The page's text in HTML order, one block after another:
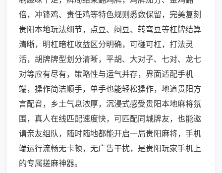
倍，冲锋鸡、责任鸡等特色规则悉数保留，完美复刻
贵阳本地玩法细节，点豆、闷豆、转弯豆等杠牌结算
清晰，明杠暗杠收益区分明确，可碰可杠，打法灵
活，胡牌牌型划分清晰，平胡、大对子、七对、龙七
对等应有尽有，策略性与运气并存，界面适配手机
端，操作简洁顺手，单手也能轻松操作，地道贵阳方
言配音，乡土气息浓厚，沉浸式感受贵阳本地麻将氛
围，真人在线匹配速度快，可匹配同城牌友，也能邀
请亲友组队，随时随地都能开启一局贵阳麻将，手机
端运行流畅无卡顿，无广告干扰，是贵阳玩家手机上
的专属搓麻神器。